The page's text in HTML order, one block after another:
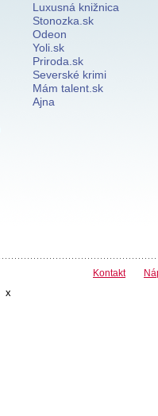
Luxusná knižnica
Stonozka.sk
Odeon
Yoli.sk
Priroda.sk
Severské krimi
Mám talent.sk
Ajna
Kontakt
x